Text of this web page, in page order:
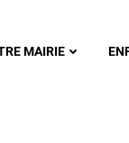
MAIRIE